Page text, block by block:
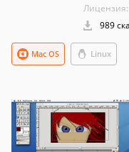
Лицензия:
989
Linux
Mac OS